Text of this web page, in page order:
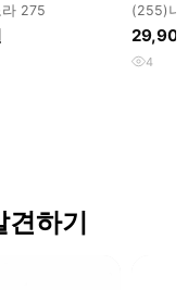
275
(255)나
더스트
4
하기